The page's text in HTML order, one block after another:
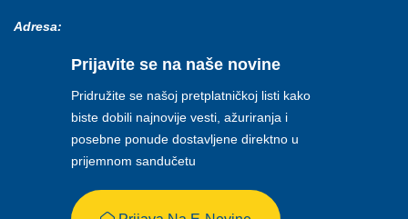
Adresa:
Prijavite se na naše novine
Pridružite se našoj pretplatničkoj listi kako
biste dobili najnovije vesti, ažuriranja i
posebne ponude dostavljene direktno u
prijemnom sandučetu